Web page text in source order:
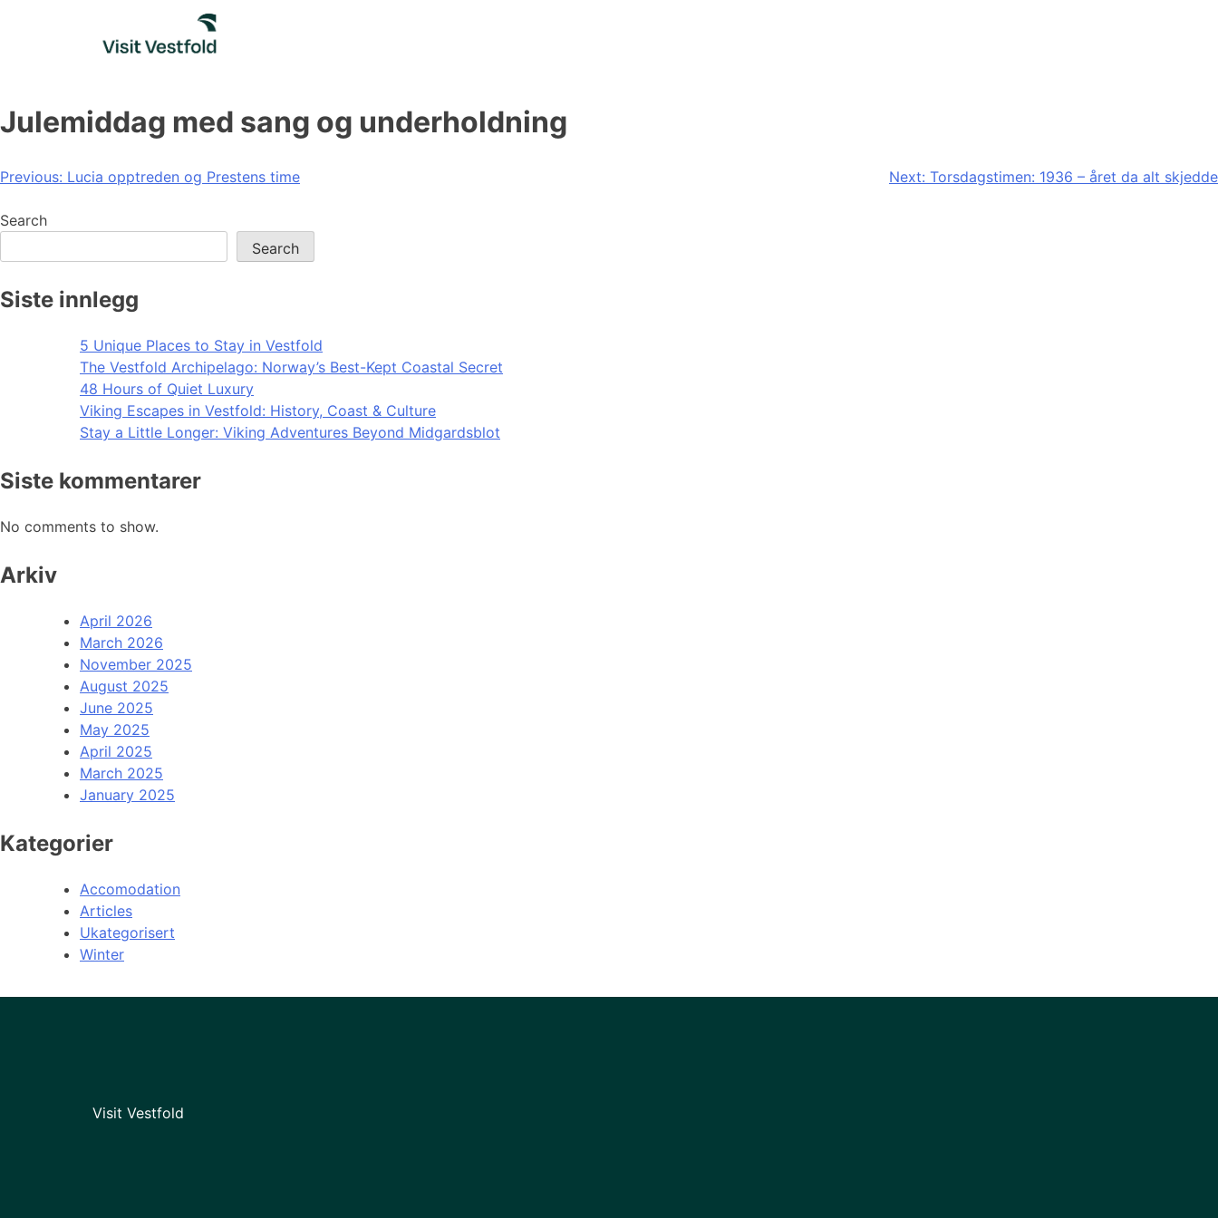
Julemiddag med sang og underholdning
Post
navigation
Previous: Lucia opptreden og Prestens time Next: Torsdagstimen: 1936 – året da alt skjedde
Search
Search
Siste innlegg
5 Unique Places to Stay in Vestfold
The Vestfold Archipelago: Norway’s Best-Kept Coastal Secret
48 Hours of Quiet Luxury
Viking Escapes in Vestfold: History, Coast & Culture
Stay a Little Longer: Viking Adventures Beyond Midgardsblot
Siste kommentarer
No comments to show.
Arkiv
April 2026
March 2026
November 2025
August 2025
June 2025
May 2025
April 2025
March 2025
January 2025
Kategorier
Accomodation
Articles
Ukategorisert
Winter
Visit Vestfold